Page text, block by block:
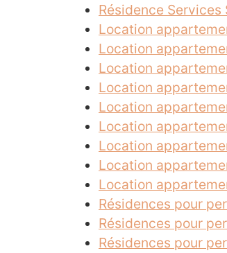
Résidence
Location
Location
Location
Location
Location
Location
Location
Location
Location
Résidences pour
Résidences pour
Résidences pour